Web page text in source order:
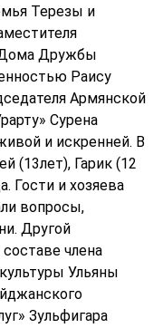
Терезы и
Дома Дружбы
Раису
Армянской
Сурена
и искренней. В
(13лет), Гарик (12
Гости и хозяева
вопросы,
Другой
члена
Ульяны
Зульфигара